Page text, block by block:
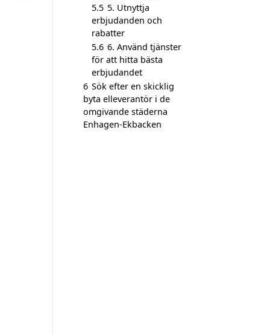
5.5 5. Utnyttja
erbjudanden och
rabatter
5.6 6. Använd tjänster
för att hitta bästa
erbjudandet
6 Sök efter en skicklig
byta elleverantör i de
omgivande städerna
Enhagen-Ekbacken